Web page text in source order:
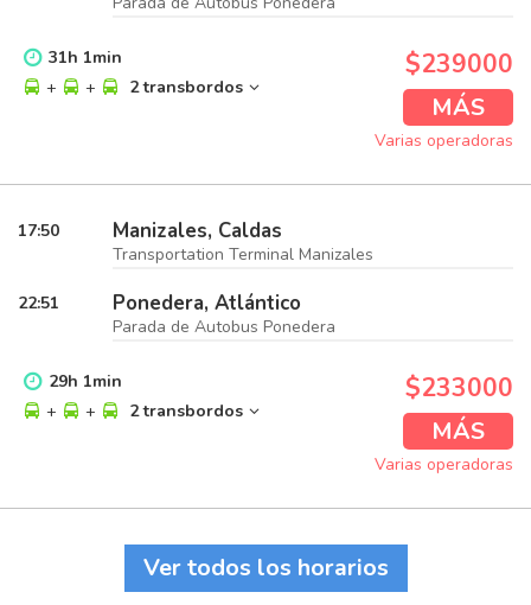
31h 1min
+
+ 2 transbordos
$239000
MÁS
Varias operadoras
17:50 Manizales, Caldas
Transportation Terminal Manizales
22:51 Ponedera, Atlántico
Parada de Autobus Ponedera
29h 1min
+
+ 2 transbordos
$233000
MÁS
Varias operadoras
Ver todos los horarios